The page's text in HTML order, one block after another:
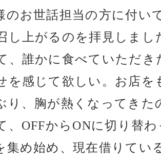
のお世話担当の方に付い
し上がるのを拝見しま
、誰かに食べていただ
を感じて欲しい。お店
り、胸が熱くなってきた
OFFからONに切り替
集め始め、現在借りてい